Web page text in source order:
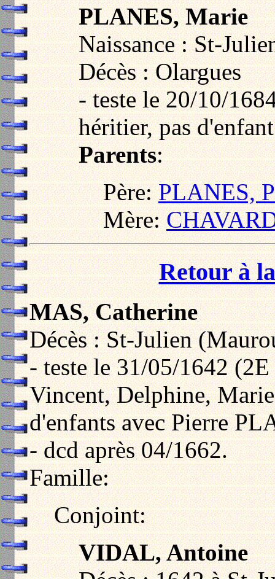
PLANES, Marie
Naissance : St-
Décès : Olargues
- teste le 20/10/
héritier, pas
Parents:
Père:PLANES,
Mère:
Retour à
MAS, Catherine
Décès : St-Julien
- teste le 31/05/1642
Vincent, Delphine,
d'enfants avec Pierre
- dcd après 04/1662.
Famille:
Conjoint:
VIDAL, Antoine